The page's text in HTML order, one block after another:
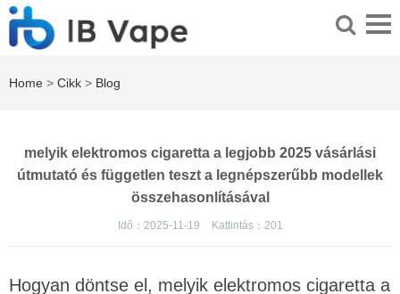
Home > Cikk > Blog
melyik elektromos cigaretta a legjobb 2025 vásárlási
útmutató és független teszt a legnépszerűbb modellek
összehasonlításával
Idő：2025-11-19 Kattintás： 201
Hogyan döntse el, melyik elektromos cigaretta a